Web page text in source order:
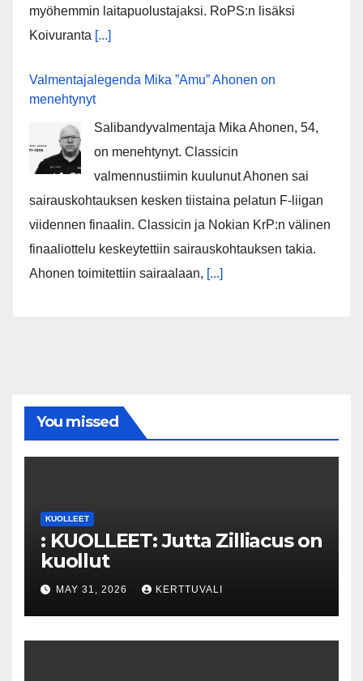
myöhemmin laitapuolustajaksi. RoPS:n lisäksi
Koivuranta [...]
Valmentajalegenda Mika ”Amu” Ahonen on
menehtynyt
Salibandyvalmentaja Mika Ahonen, 54,
on menehtynyt. Classicin
valmennustiimin kuulunut Ahonen sai
sairauskohtauksen kesken tiistaina pelatun F-liigan
viidennen finaalin. Classicin ja Nokian KrP:n välinen
finaaliottelu keskeytettiin sairauskohtauksen takia.
Ahonen toimitettiin sairaalaan, [...]
You missed
KUOLLEET
: KUOLLEET: Jutta Zilliacus on
kuollut
MAY 31, 2026 KERTTUVALI